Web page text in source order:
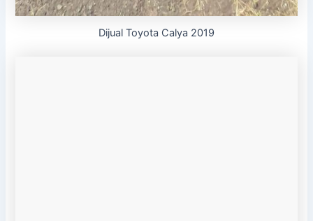
Dijual Toyota Calya 2019